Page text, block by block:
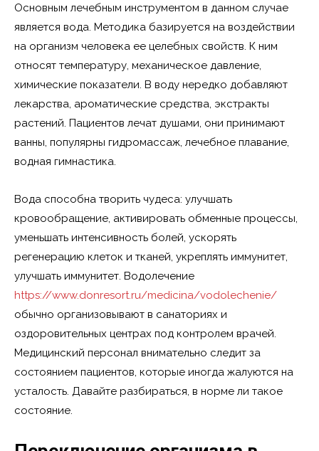
Основным лечебным инструментом в данном случае
является вода. Методика базируется на воздействии
на организм человека ее целебных свойств. К ним
относят температуру, механическое давление,
химические показатели. В воду нередко добавляют
лекарства, ароматические средства, экстракты
растений. Пациентов лечат душами, они принимают
ванны, популярны гидромассаж, лечебное плавание,
водная гимнастика.
Вода способна творить чудеса: улучшать
кровообращение, активировать обменные процессы,
уменьшать интенсивность болей, ускорять
регенерацию клеток и тканей, укреплять иммунитет,
улучшать иммунитет. Водолечение
https://www.donresort.ru/medicina/vodolechenie/
обычно организовывают в санаториях и
оздоровительных центрах под контролем врачей.
Медицинский персонал внимательно следит за
состоянием пациентов, которые иногда жалуются на
усталость. Давайте разбираться, в норме ли такое
состояние.